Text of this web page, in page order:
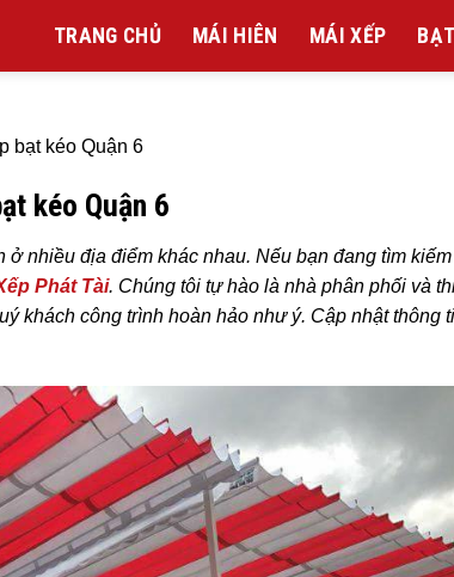
TRANG CHỦ MÁI HIÊN MÁI XẾP
bạt kéo Quận 6
kéo Quận 6
nhiều địa điểm khác nhau. Nếu bạn đang tìm
Phát Tài. Chúng tôi tự hào là nhà phân phối và
khách công trình hoàn hảo như ý. Cập nhật thông